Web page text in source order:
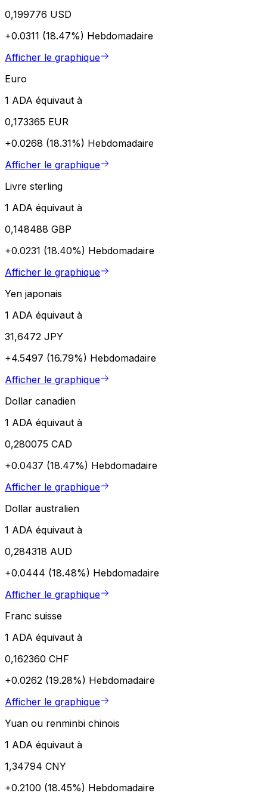
0,199776 USD
+0.0311 (18.47%) Hebdomadaire
Afficher le graphique
Euro
1 ADA équivaut à
0,173365 EUR
+0.0268 (18.31%) Hebdomadaire
Afficher le graphique
Livre sterling
1 ADA équivaut à
0,148488 GBP
+0.0231 (18.40%) Hebdomadaire
Afficher le graphique
Yen japonais
1 ADA équivaut à
31,6472 JPY
+4.5497 (16.79%) Hebdomadaire
Afficher le graphique
Dollar canadien
1 ADA équivaut à
0,280075 CAD
+0.0437 (18.47%) Hebdomadaire
Afficher le graphique
Dollar australien
1 ADA équivaut à
0,284318 AUD
+0.0444 (18.48%) Hebdomadaire
Afficher le graphique
Franc suisse
1 ADA équivaut à
0,162360 CHF
+0.0262 (19.28%) Hebdomadaire
Afficher le graphique
Yuan ou renminbi chinois
1 ADA équivaut à
1,34794 CNY
+0.2100 (18.45%) Hebdomadaire